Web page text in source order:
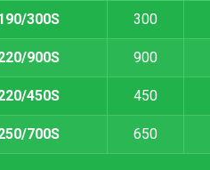
300S 300
900S 900
450S 450
700S 650